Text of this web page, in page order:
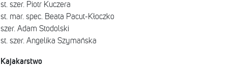
st. szer. Piotr Kuczera
st. mar. spec. Beata Pacut-Kłoczko
szer. Adam Stodolski
st. szer. Angelika Szymańska
Kajakarstwo